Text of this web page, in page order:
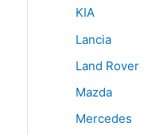
KIA
Lancia
Land Rover
Mazda
Mercedes